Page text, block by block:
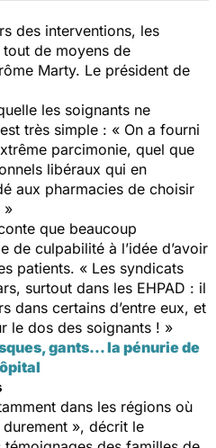
des interventions, les
tout de moyens de
Marty. Le président de
les soignants ne
très simple : « On a fourni
parcimonie, quel que
libéraux qui en
aux pharmacies de choisir
»
que beaucoup
de culpabilité à l’idée d’avoir
patients. « Les syndicats
surtout dans les EHPAD : il
dans certains d’entre eux, et
le dos des soignants ! »
gants… la pénurie de
dans les régions où
», décrit le